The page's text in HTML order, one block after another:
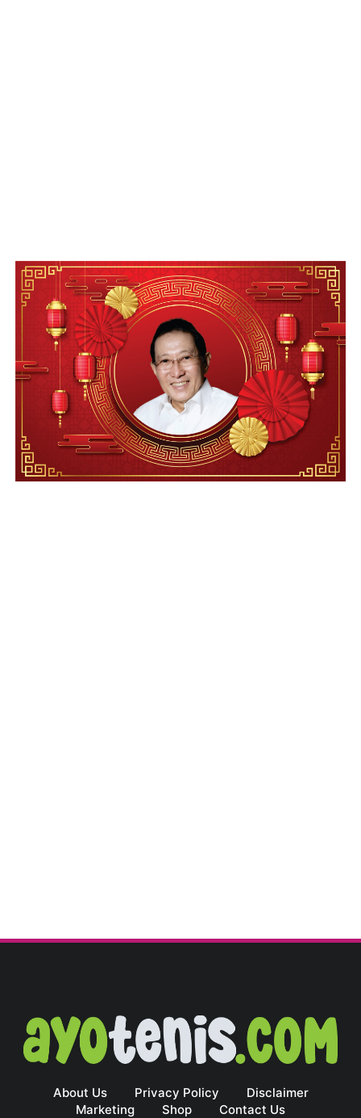
About Us Privacy Policy
Disclaimer
Marketing
Shop Contact Us